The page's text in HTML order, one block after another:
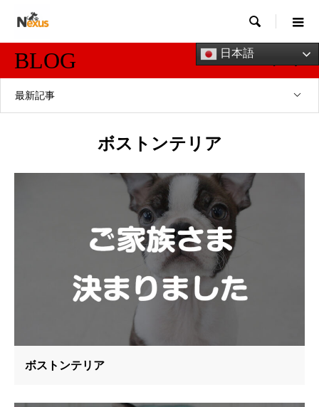
日本語

BLOG
最新記事
ボストンテリア
ボストンテリア